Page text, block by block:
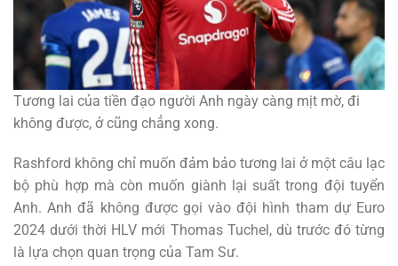
Tương lai của tiền đạo người Anh ngày càng mịt mờ, đi
không được, ở cũng chẳng xong.
Rashford không chỉ muốn đảm bảo tương lai ở một câu lạc
bộ phù hợp mà còn muốn giành lại suất trong đội tuyển
Anh. Anh đã không được gọi vào đội hình tham dự Euro
2024 dưới thời HLV mới Thomas Tuchel, dù trước đó từng
là lựa chọn quan trọng của Tam Sư.